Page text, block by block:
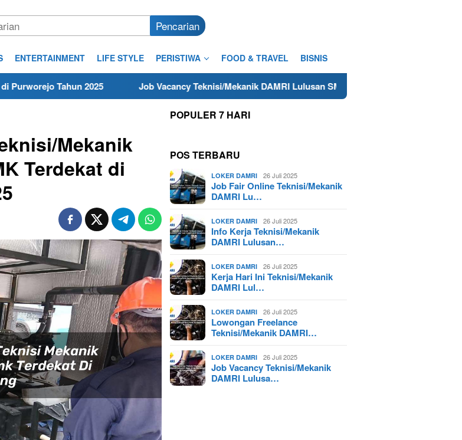
Pencarian
ENTERTAINMENT LIFE STYLE PERISTIWA FOOD & TRAVEL BISNIS
Job Vacancy Teknisi/Mekanik DAMRI Lulusan SMA/SMK Terdekat di Pangandaran Tahun 2025
Mekanik
Terdekat di
POPULER 7 HARI
POS TERBARU
LOKER DAMRI 26 Juli 2025
Job Fair Online Teknisi/Mekanik
DAMRI Lu…
LOKER DAMRI 26 Juli 2025
Info Kerja Teknisi/Mekanik
DAMRI Lulusan…
LOKER DAMRI 26 Juli 2025
Kerja Hari Ini Teknisi/Mekanik
DAMRI Lul…
LOKER DAMRI 26 Juli 2025
Lowongan Freelance
Teknisi/Mekanik DAMRI…
LOKER DAMRI 26 Juli 2025
Job Vacancy Teknisi/Mekanik
DAMRI Lulusa…